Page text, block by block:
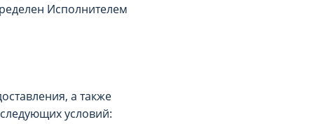
Исполнителем
а также
условий: